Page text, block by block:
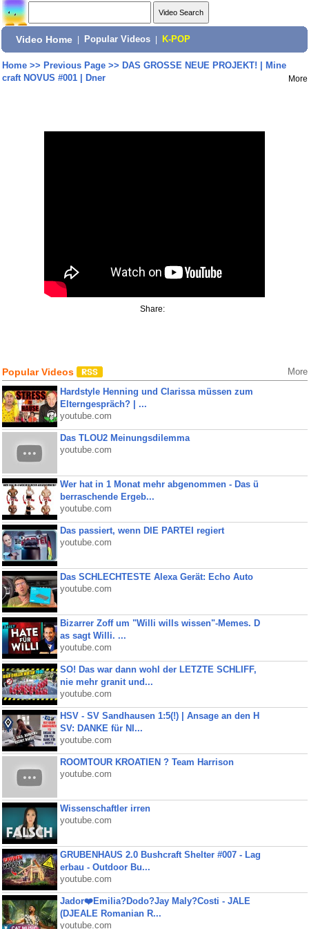
Video Home Popular Videos K-POP
Home>> Previous Page>> DAS GROSSE NEUE PROJEKT! | Mine
craft NOVUS #001 | Dner
More
Share:
Popular Videos More
Hardstyle Henning und Clarissa müssen zum
Elterngespräch? | ...
youtube.com
Das TLOU2 Meinungsdilemma
youtube.com
Wer hat in 1 Monat mehr abgenommen - Das ü
berraschende Ergeb...
youtube.com
Das passiert, wenn DIE PARTEI regiert
youtube.com
Das SCHLECHTESTE Alexa Gerät: Echo Auto
youtube.com
Bizarrer Zoff um "Willi wills wissen"-Memes. D
as sagt Willi. ...
youtube.com
SO! Das war dann wohl der LETZTE SCHLIFF,
nie mehr granit und...
youtube.com
HSV - SV Sandhausen 1:5(!) | Ansage an den H
SV: DANKE für NI...
youtube.com
ROOMTOUR KROATIEN ? Team Harrison
youtube.com
Wissenschaftler irren
youtube.com
GRUBENHAUS 2.0 Bushcraft Shelter #007 - Lag
erbau - Outdoor Bu...
youtube.com
Jador❤️Emilia?Dodo?Jay Maly?Costi - JALE
(DJEALE Romanian R...
youtube.com